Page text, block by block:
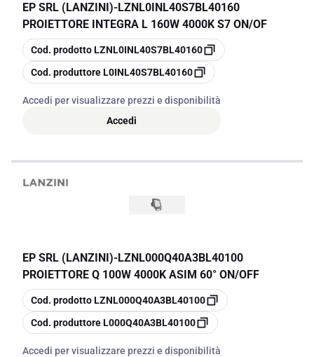
EP SRL (LANZINI)-LZNL0INL40S7BL40160
PROIETTORE INTEGRA L 160W 4000K S7 ON/OF
copia
Cod. prodottoLZNL0INL40S7BL40160
copia
Cod. produttoreL0INL40S7BL40160
Accedi per visualizzare prezzi e disponibilità
Accedi
EP SRL (LANZINI)-LZNL000Q40A3BL40100
PROIETTORE Q 100W 4000K ASIM 60° ON/OFF
copia
Cod. prodottoLZNL000Q40A3BL40100
copia
Cod. produttoreL000Q40A3BL40100
Accedi per visualizzare prezzi e disponibilità